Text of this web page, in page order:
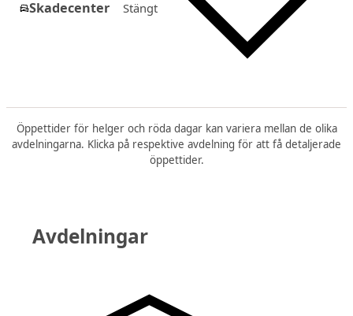
Skadecenter Stängt
Öppettider för helger och röda dagar kan variera mellan de olika
avdelningarna. Klicka på respektive avdelning för att få detaljerade
öppettider.
Avdelningar